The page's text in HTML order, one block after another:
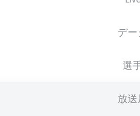
デー
選
放送
広告